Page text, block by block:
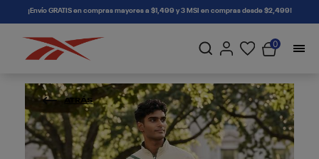
connectif¡Envío GRATIS en compras mayores a $1,499 y 3 MSI en compras desde $2,499!
0
ATRÁS